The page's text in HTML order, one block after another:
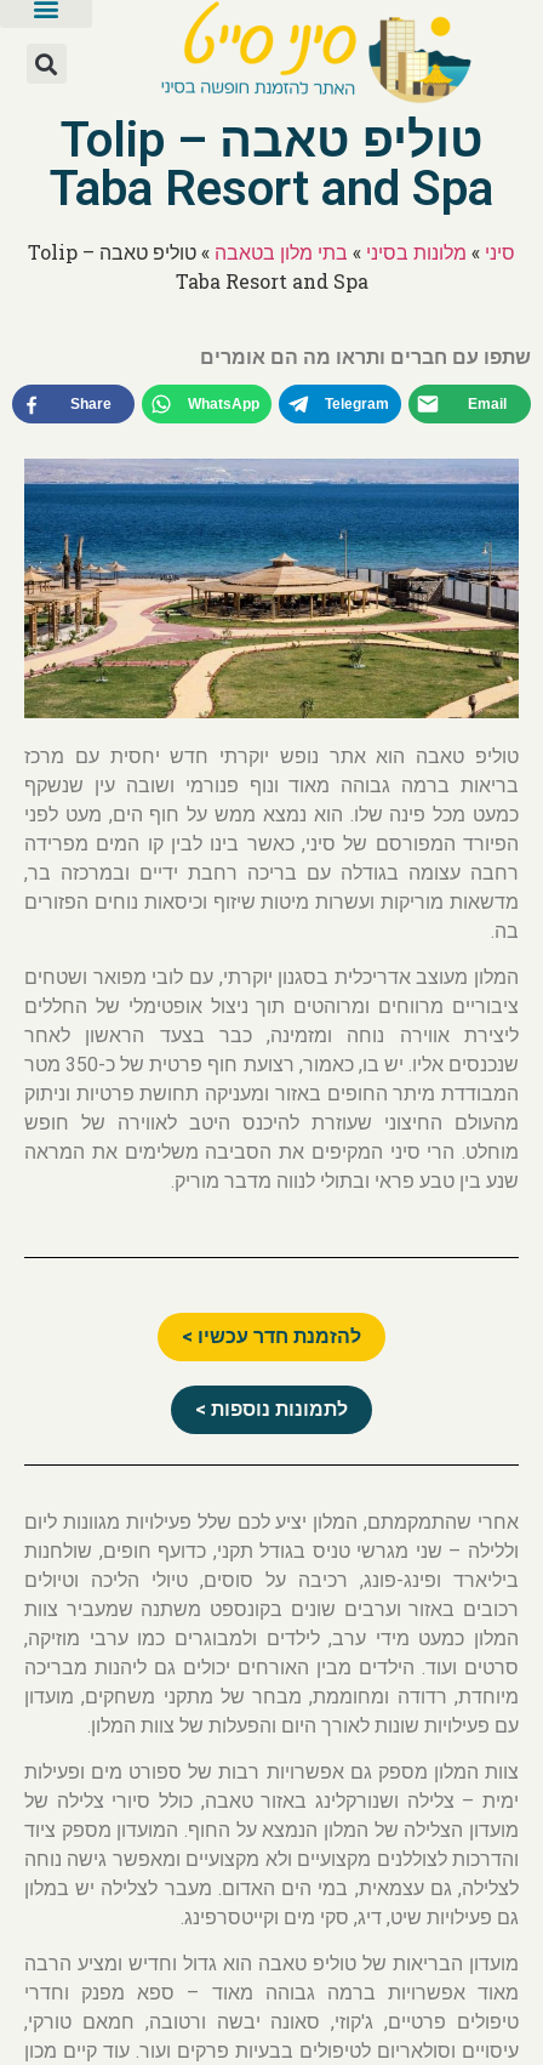
טוליפ טאבה – Tolip
Taba Resort and Spa
סיני » מלונות בסיני » בתי מלון בטאבה »
טוליפ טאבה – Tolip
Taba Resort and Spa
שתפו עם חברים ותראו מה הם אומרים
Share WhatsApp Telegram Email
טוליפ טאבה הוא אתר נופש יוקרתי חדש יחסית עם מרכז
בריאות ברמה גבוהה מאוד ונוף פנורמי ושובה עין שנשקף
כמעט מכל פינה שלו. הוא נמצא ממש על חוף הים, מעט לפני
הפיורד המפורסם של סיני, כאשר בינו לבין קו המים מפרידה
רחבה עצומה בגודלה עם בריכה רחבת ידיים ובמרכזה בר,
מדשאות מוריקות ועשרות מיטות שיזוף וכיסאות נוחים הפזורים
בה.
המלון מעוצב אדריכלית בסגנון יוקרתי, עם לובי מפואר ושטחים
ציבוריים מרווחים ומרוהטים תוך ניצול אופטימלי של החללים
ליצירת אווירה נוחה ומזמינה, כבר בצעד הראשון לאחר
שנכנסים אליו. יש בו, כאמור, רצועת חוף פרטית של כ-350 מטר
המבודדת מיתר החופים באזור ומעניקה תחושת פרטיות וניתוק
מהעולם החיצוני שעוזרת להיכנס היטב לאווירה של חופש
מוחלט. הרי סיני המקיפים את הסביבה משלימים את המראה
שנע בין טבע פראי ובתולי לנווה מדבר מוריק.
להזמנת חדר עכשיו >
לתמונות נוספות >
אחרי שהתמקמתם, המלון יציע לכם שלל פעילויות מגוונות ליום
וללילה – שני מגרשי טניס בגודל תקני, כדועף חופים, שולחנות
ביליארד ופינג-פונג, רכיבה על סוסים, טיולי הליכה וטיולים
רכובים באזור וערבים שונים בקונספט משתנה שמעביר צוות
המלון כמעט מידי ערב, לילדים ולמבוגרים כמו ערבי מוזיקה,
סרטים ועוד. הילדים מבין האורחים יכולים גם ליהנות מבריכה
מיוחדת, רדודה ומחוממת, מבחר של מתקני משחקים, מועדון
עם פעילויות שונות לאורך היום והפעלות של צוות המלון.
צוות המלון מספק גם אפשרויות רבות של ספורט מים ופעילות
ימית – צלילה ושנורקלינג באזור טאבה, כולל סיורי צלילה של
מועדון הצלילה של המלון הנמצא על החוף. המועדון מספק ציוד
והדרכות לצוללנים מקצועיים ולא מקצועיים ומאפשר גישה נוחה
לצלילה, גם עצמאית, במי הים האדום. מעבר לצלילה יש במלון
גם פעילויות שיט, דיג, סקי מים וקייטסרפינג.
מועדון הבריאות של טוליפ טאבה הוא גדול וחדיש ומציע הרבה
מאוד אפשרויות ברמה גבוהה מאוד – ספא מפנק וחדרי
טיפולים פרטיים, ג'קוזי, סאונה יבשה ורטובה, חמאם טורקי,
עיסויים וסולאריום לטיפולים בבעיות פרקים ועור. עוד קיים מכון